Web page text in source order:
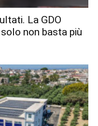
La GDO
non basta più